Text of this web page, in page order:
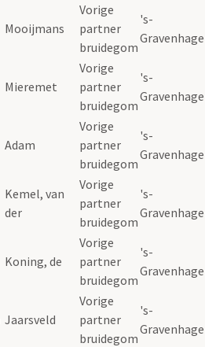
Mooijmans
Vorige
partner
bruidegom
's-
Gravenhage
Mieremet
Vorige
partner
bruidegom
's-
Gravenhage
Adam
Vorige
partner
bruidegom
's-
Gravenhage
Kemel, van
der
Vorige
partner
bruidegom
's-
Gravenhage
Koning, de
Vorige
partner
bruidegom
's-
Gravenhage
Jaarsveld
Vorige
partner
bruidegom
's-
Gravenhage